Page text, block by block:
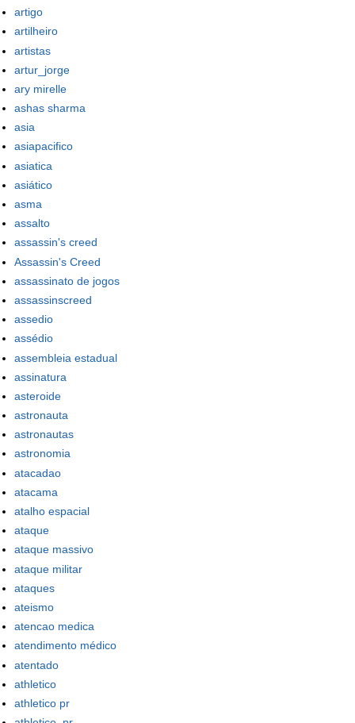
artigo
artilheiro
artistas
artur_jorge
ary mirelle
ashas sharma
asia
asiapacifico
asiatica
asiático
asma
assalto
assassin's creed
Assassin's Creed
assassinato de jogos
assassinscreed
assedio
assédio
assembleia estadual
assinatura
asteroide
astronauta
astronautas
astronomia
atacadao
atacama
atalho espacial
ataque
ataque massivo
ataque militar
ataques
ateismo
atencao medica
atendimento médico
atentado
athletico
athletico pr